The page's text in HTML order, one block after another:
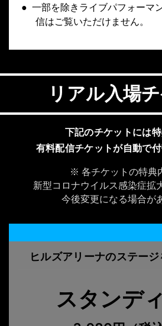
一部を除きライブパフォーマ
信はご覧いただけません。
リアル入場
下記のチケットには
有料配信チケットが自動で
※ 各チケットの特典
新型コロナウイルス感染症拡
今後変更になる場合が
ヒルズアリーナのステー
スタンデ